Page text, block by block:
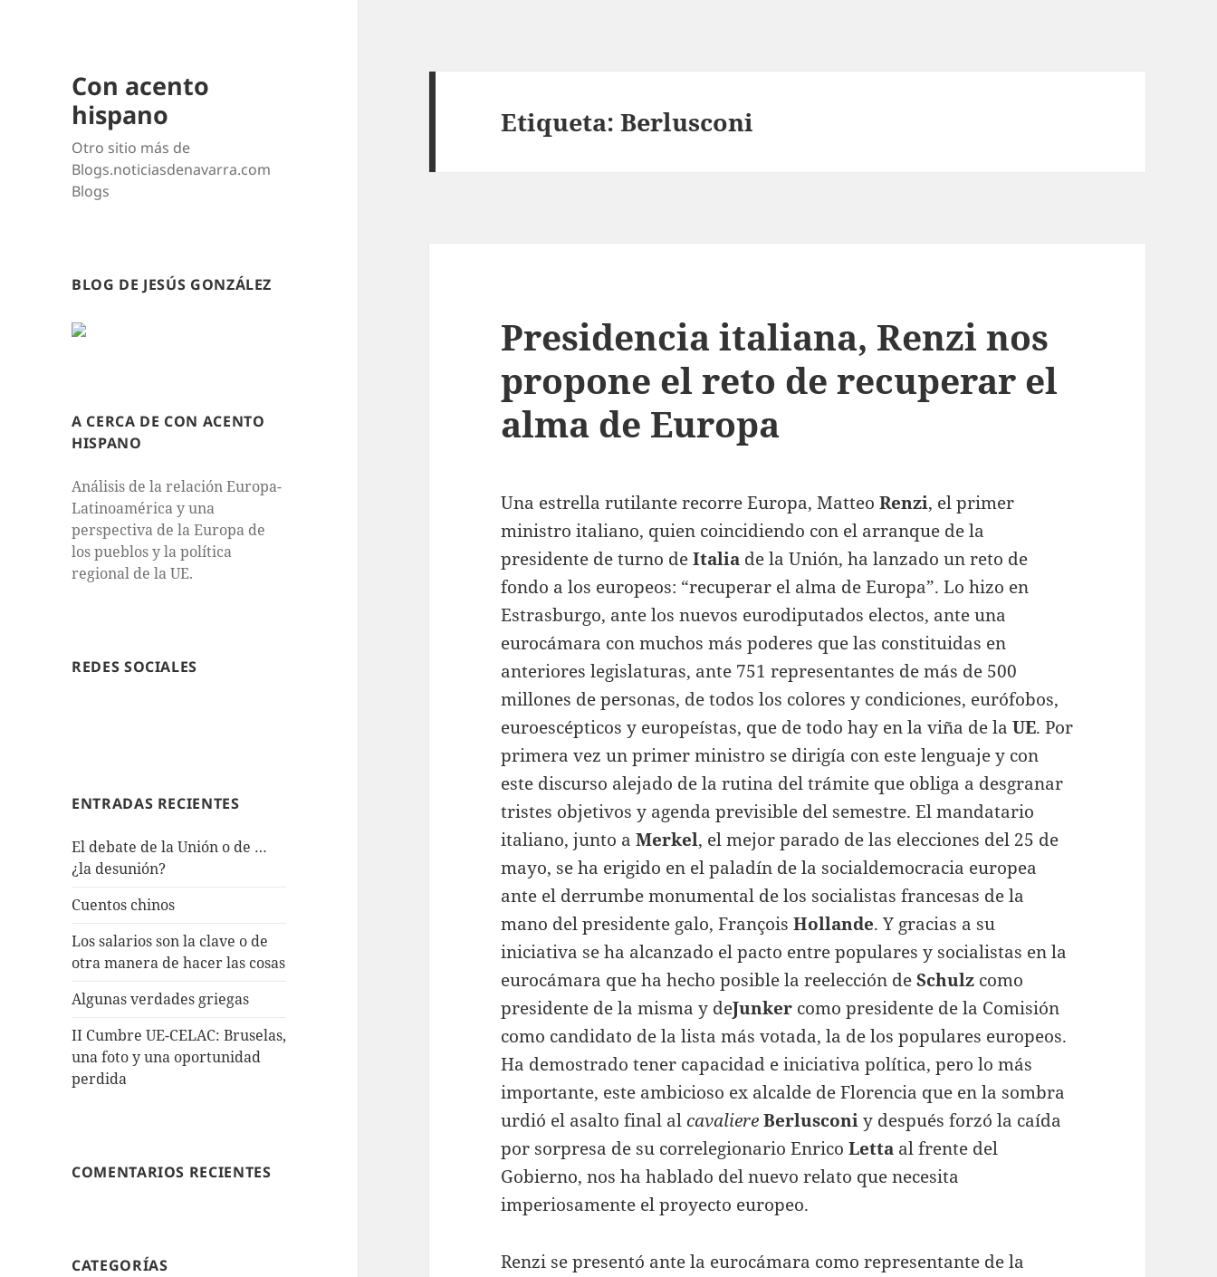
Con acento
hispano
Otro sitio más de
Blogs.noticiasdenavarra.com
Blogs
BLOG DE JESÚS GONZÁLEZ
A CERCA DE CON ACENTO
HISPANO
Análisis de la relación Europa-
Latinoamérica y una
perspectiva de la Europa de
los pueblos y la política
regional de la UE.
REDES SOCIALES
ENTRADAS RECIENTES
El debate de la Unión o de …
¿la desunión?
Cuentos chinos
Los salarios son la clave o de
otra manera de hacer las cosas
Algunas verdades griegas
II Cumbre UE-CELAC: Bruselas,
una foto y una oportunidad
perdida
COMENTARIOS RECIENTES
CATEGORÍAS
Etiqueta:Berlusconi
Presidencia italiana, Renzi nos
propone el reto de recuperar el
alma de Europa
Una estrella rutilante recorre Europa, MatteoRenzi, el primer
ministro italiano, quien coincidiendo con el arranque de la
presidente de turno deItalia de la Unión, ha lanzado un reto de
fondo a los europeos: “recuperar el alma de Europa”. Lo hizo en
Estrasburgo, ante los nuevos eurodiputados electos, ante una
eurocámara con muchos más poderes que las constituidas en
anteriores legislaturas, ante 751 representantes de más de 500
millones de personas, de todos los colores y condiciones, eurófobos,
euroescépticos y europeístas, que de todo hay en la viña de laUE. Por
primera vez un primer ministro se dirigía con este lenguaje y con
este discurso alejado de la rutina del trámite que obliga a desgranar
tristes objetivos y agenda previsible del semestre. El mandatario
italiano, junto aMerkel, el mejor parado de las elecciones del 25 de
mayo, se ha erigido en el paladín de la socialdemocracia europea
ante el derrumbe monumental de los socialistas francesas de la
mano del presidente galo, FrançoisHollande. Y gracias a su
iniciativa se ha alcanzado el pacto entre populares y socialistas en la
eurocámara que ha hecho posible la reelección deSchulz como
presidente de la misma y deJunker como presidente de la Comisión
como candidato de la lista más votada, la de los populares europeos.
Ha demostrado tener capacidad e iniciativa política, pero lo más
importante, este ambicioso ex alcalde de Florencia que en la sombra
urdió el asalto final alcavaliereBerlusconiy después forzó la caída
por sorpresa de su correlegionario EnricoLetta al frente del
Gobierno, nos ha hablado del nuevo relato que necesita
imperiosamente el proyecto europeo.
Renzi se presentó ante la eurocámara como representante de la